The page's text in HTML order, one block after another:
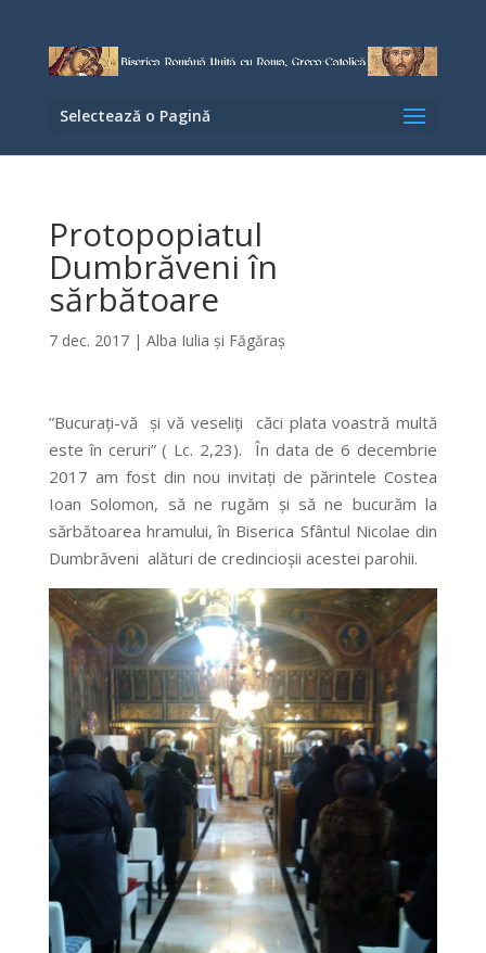
Selectează o Pagină
Protopopiatul
Dumbrăveni în
sărbătoare
7 dec. 2017| Alba Iulia şi Făgăraş
”Bucurați-vă și vă veseliți căci plata voastră multă
este în ceruri” ( Lc. 2,23). În data de 6 decembrie
2017 am fost din nou invitați de părintele Costea
Ioan Solomon, să ne rugăm și să ne bucurăm la
sărbătoarea hramului, în Biserica Sfântul Nicolae din
Dumbrăveni alături de credincioșii acestei parohii.